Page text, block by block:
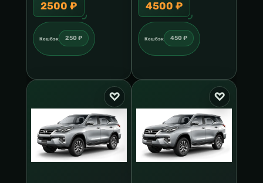
2500 ₽
Кешбэк 250 ₽
4500 ₽
Кешбэк 450 ₽